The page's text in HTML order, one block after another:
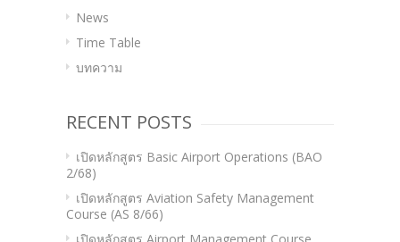
News
Time Table
บทความ
RECENT POSTS
เปิดหลักสูตร Basic Airport Operations (BAO
2/68)
เปิดหลักสูตร Aviation Safety Management
Course (AS 8/66)